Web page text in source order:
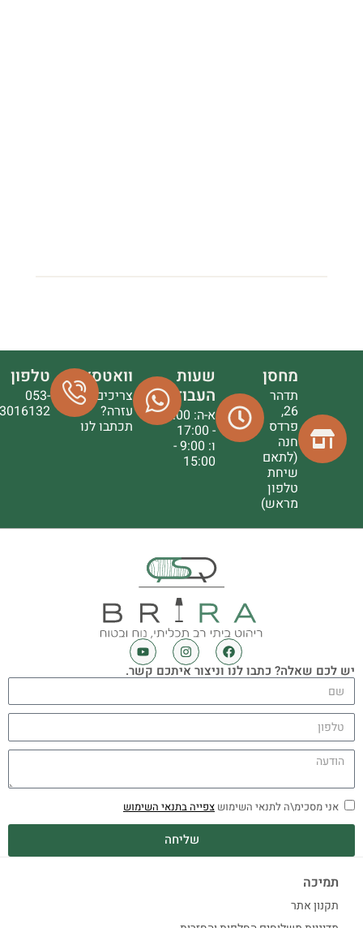
מחסן
תדהר
26,
פרדס
חנה
(לתאם
שיחת
טלפון
מראש)
שעות
העבודה
א-ה: 9:00
- 17:00
ו: 9:00 -
15:00
וואטסאפ
צריכים
עזרה?
תכתבו לנו
טלפון
053-
3016132
יש לכם שאלה? כתבו לנו וניצור איתכם קשר.
אני מסכימ\ה לתנאי השימוש צפייה בתנאי השימוש
שליחה
תמיכה
תקנון אתר